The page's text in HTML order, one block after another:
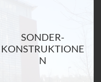
SONDER-
KONSTRUKTIONE
N